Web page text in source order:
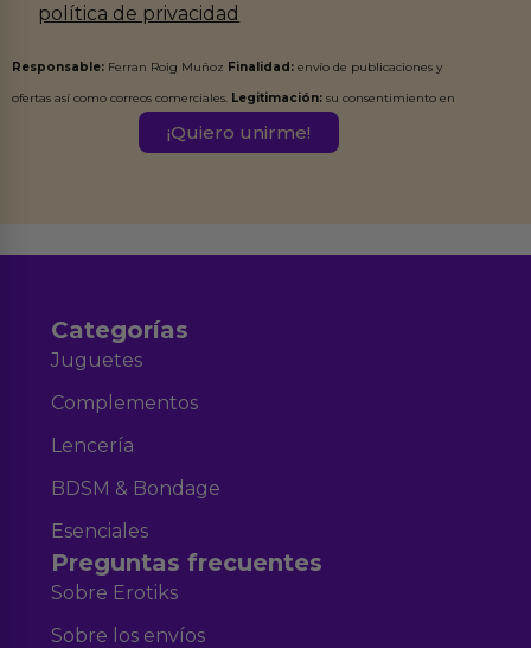
política de privacidad
Responsable: Ferran Roig Muñoz Finalidad: envío de publicaciones y
ofertas así como correos comerciales. Legitimación: su consentimiento en
Destinatarios:Ferran Roig Muñoz. Podrás ejercer tus
Categorías
Juguetes
Complementos
Lencería
BDSM & Bondage
Esenciales
Preguntas frecuentes
Sobre Erotiks
Sobre los envíos